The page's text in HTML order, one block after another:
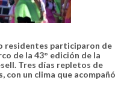
residentes participaron de
de la 43° edición de la
Tres días repletos de
con un clima que acompañó